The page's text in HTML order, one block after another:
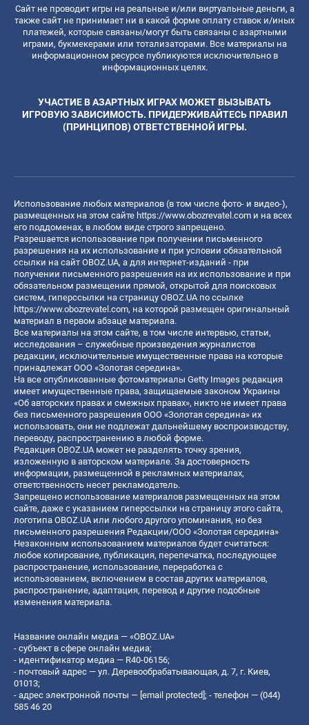
Сайт не проводит игры на реальные и/или виртуальные деньги, а
также сайт не принимает ни в какой форме оплату ставок и/иных
платежей, которые связаны/могут быть связаны с азартными
играми, букмекерами или тотализаторами. Все материалы на
информационном ресурсе публикуются исключительно в
информационных целях.
УЧАСТИЕ В АЗАРТНЫХ ИГРАХ МОЖЕТ ВЫЗЫВАТЬ
ИГРОВУЮ ЗАВИСИМОСТЬ. ПРИДЕРЖИВАЙТЕСЬ ПРАВИЛ
(ПРИНЦИПОВ) ОТВЕТСТВЕННОЙ ИГРЫ.
Использование любых материалов (в том числе фото- и видео-),
размещенных на этом сайте https://www.obozrevatel.com и на всех
его поддоменах, в любом виде строго запрещено.
Разрешается использование при получении письменного
разрешения на их использование и при условии обязательной
ссылки на сайт OBOZ.UA, а для интернет-изданий - при
получении письменного разрешения на их использование и при
обязательном размещении прямой, открытой для поисковых
систем, гиперссылки на страницу OBOZ.UA по ссылке
https://www.obozrevatel.com, на которой размещен оригинальный
материал в первом абзаце материала.
Все материалы на этом сайте, в том числе интервью, статьи,
исследования – служебные произведения журналистов
редакции, исключительные имущественные права на которые
принадлежат ООО «Золотая середина».
На все опубликованные фотоматериалы Getty Images редакция
имеет имущественные права, защищаемые законом Украины
«Об авторских правах и смежных правах», никто не имеет права
без письменного разрешения ООО «Золотая середина» их
использовать, они не подлежат дальнейшему воспроизводству,
переводу, распространению в любой форме.
Редакция OBOZ.UA может не разделять точку зрения,
изложенную в авторском материале. За достоверность
информации, размещенной в рекламных материалах,
ответственность несет рекламодатель.
Запрещено использование материалов размещенных на этом
сайте, даже с указанием гиперссылки на страницу этого сайта,
логотипа OBOZ.UA или любого другого упоминания, но без
письменного разрешения Редакции/ООО «Золотая середина»
Незаконным использованием материалов будет считаться:
любое копирование, публикация, перепечатка, последующее
распространение, использование, переработка с
использованием, включением в состав других материалов,
распространение, адаптация, перевод и другие подобные
изменения материала.
Название онлайн медиа — «OBOZ.UA»
- субъект в сфере онлайн медиа;
- идентификатор медиа — R40-06156;
- почтовый адрес — ул. Деревообрабатывающая, д. 7, г. Киев,
01013;
- адрес электронной почты — [email protected]; - телефон — (044)
585 46 20